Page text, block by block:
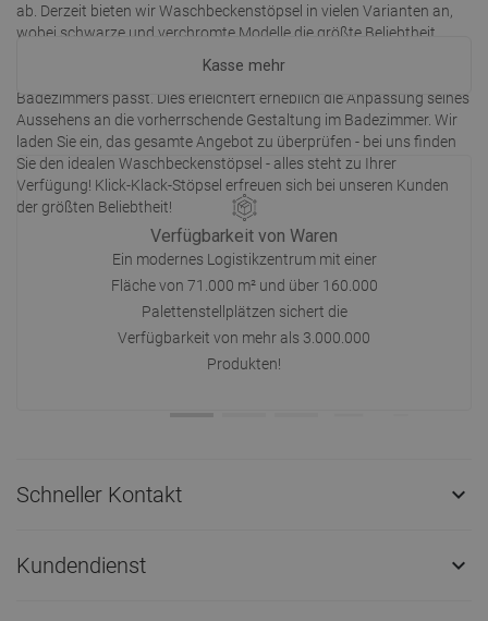
ab. Derzeit bieten wir Waschbeckenstöpsel in vielen Varianten an,
wobei schwarze und verchromte Modelle die größte Beliebtheit
Waschbeckenstöpsels auszuwählen, die zur Einrichtung des
Badezimmers passt. Dies erleichtert erheblich die Anpassung seines
Aussehens an die vorherrschende Gestaltung im Badezimmer. Wir
laden Sie ein, das gesamte Angebot zu überprüfen - bei uns finden
Sie den idealen Waschbeckenstöpsel - alles steht zu Ihrer
Verfügung! Klick-Klack-Stöpsel erfreuen sich bei unseren Kunden
der größten Beliebtheit!
Kasse mehr
Verfügbarkeit von Waren
Ein modernes Logistikzentrum mit einer
Fläche von 71.000 m² und über 160.000
Palettenstellplätzen sichert die
Verfügbarkeit von mehr als 3.000.000
Produkten!
Schneller Kontakt 
Kundendienst 